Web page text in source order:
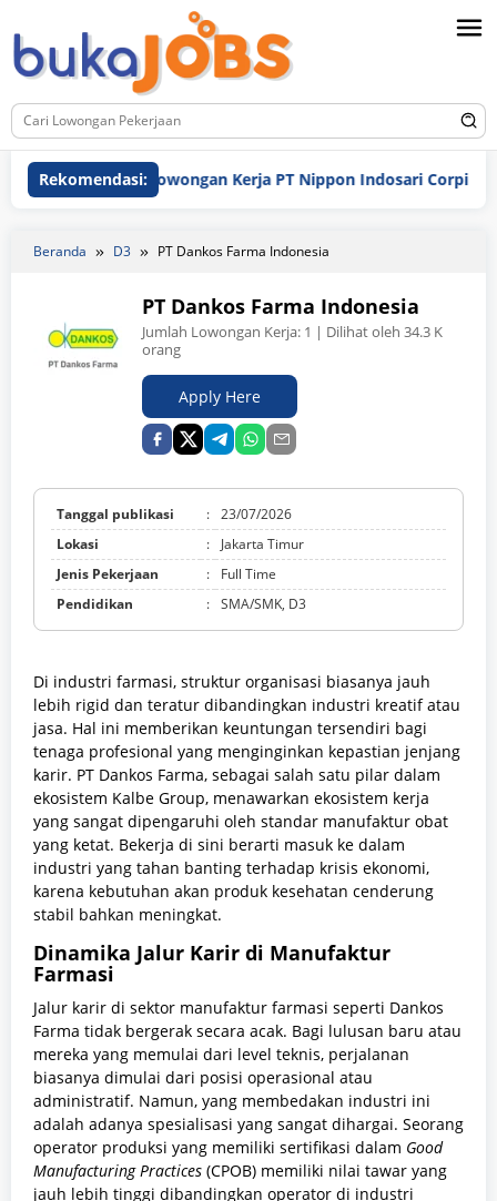
ke
konten
Rekomendasi:Lowongan Kerja PT Nippon Indosari Corpindo Tbk.
Beranda D3 PT Dankos Farma Indonesia
PT Dankos Farma Indonesia
Jumlah Lowongan Kerja: 1 | Dilihat oleh 34.3 K
orang
Apply Here
Tanggal publikasi : 23/07/2026
Lokasi
:
Jakarta Timur
Jenis Pekerjaan
:
Full Time
Pendidikan
: SMA/SMK, D3
Di industri farmasi, struktur organisasi biasanya jauh
lebih rigid dan teratur dibandingkan industri kreatif atau
jasa. Hal ini memberikan keuntungan tersendiri bagi
tenaga profesional yang menginginkan kepastian jenjang
karir. PT Dankos Farma, sebagai salah satu pilar dalam
ekosistem Kalbe Group, menawarkan ekosistem kerja
yang sangat dipengaruhi oleh standar manufaktur obat
yang ketat. Bekerja di sini berarti masuk ke dalam
industri yang tahan banting terhadap krisis ekonomi,
karena kebutuhan akan produk kesehatan cenderung
stabil bahkan meningkat.
Dinamika Jalur Karir di Manufaktur
Farmasi
Jalur karir di sektor manufaktur farmasi seperti Dankos
Farma tidak bergerak secara acak. Bagi lulusan baru atau
mereka yang memulai dari level teknis, perjalanan
biasanya dimulai dari posisi operasional atau
administratif. Namun, yang membedakan industri ini
adalah adanya spesialisasi yang sangat dihargai. Seorang
operator produksi yang memiliki sertifikasi dalam Good
Manufacturing Practices (CPOB) memiliki nilai tawar yang
jauh lebih tinggi dibandingkan operator di industri